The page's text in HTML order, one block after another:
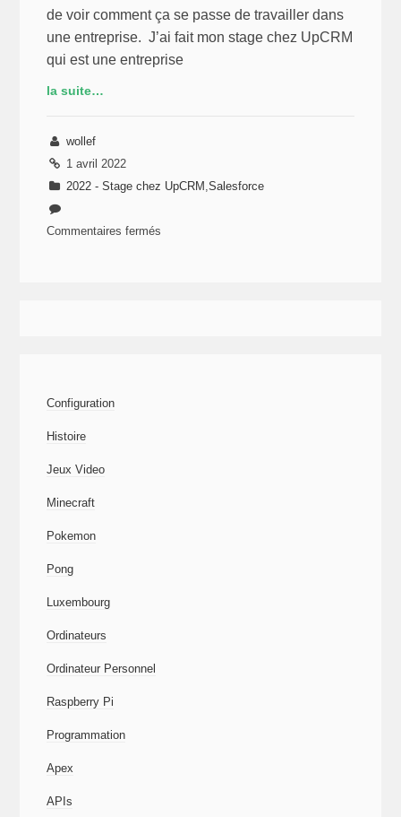
de voir comment ça se passe de travailler dans
une entreprise. J’ai fait mon stage chez UpCRM
qui est une entreprise
la suite…
wollef
1 avril 2022
2022 - Stage chez UpCRM ,Salesforce
Commentaires fermés
Configuration
Histoire
Jeux Video
Minecraft
Pokemon
Pong
Luxembourg
Ordinateurs
Ordinateur Personnel
Raspberry Pi
Programmation
Apex
APIs